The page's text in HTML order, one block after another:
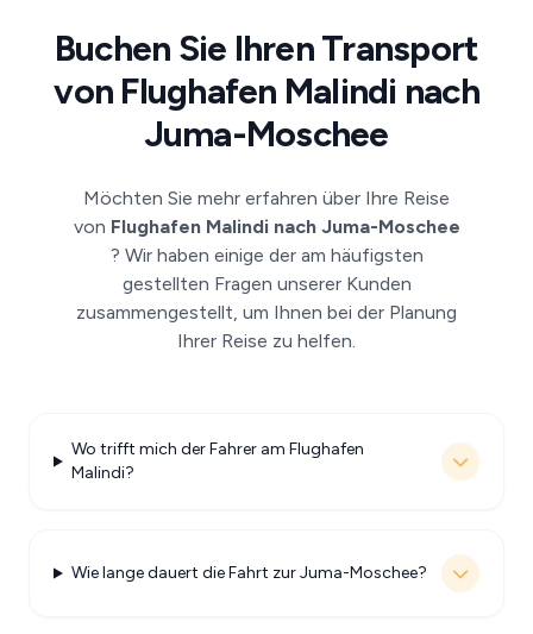
Buchen Sie Ihren Transport
von Flughafen Malindi nach
Juma-Moschee
Möchten Sie mehr erfahren über Ihre Reise
von Flughafen Malindi nach Juma-Moschee
? Wir haben einige der am häufigsten
gestellten Fragen unserer Kunden
zusammengestellt, um Ihnen bei der Planung
Ihrer Reise zu helfen.
Wo trifft mich der Fahrer am Flughafen
Malindi?
Wie lange dauert die Fahrt zur Juma-Moschee?